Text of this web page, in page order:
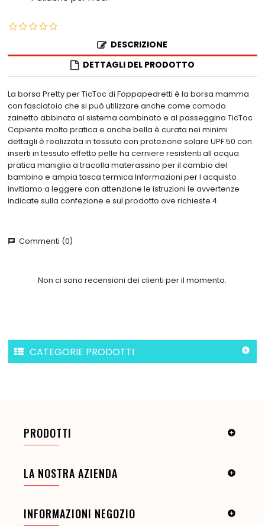
DESCRIZIONE
DETTAGLI DEL PRODOTTO
La borsa Pretty per TicToc di Foppapedretti è la borsa mamma
con fasciatoio che si può utilizzare anche come comodo
zainetto abbinata al sistema combinato e al passeggino TicToc
Capiente molto pratica e anche bella è curata nei minimi
dettagli è realizzata in tessuto con protezione solare UPF 50 con
inserti in tessuto effetto pelle ha cerniere resistenti all acqua
pratica maniglia a tracolla materassino per il cambio del
bambino e ampia tasca termica Informazioni per l acquisto
invitiamo a leggere con attenzione le istruzioni le avvertenze
indicate sulla confezione e sul prodotto ove richieste 4
chat Commenti (0)
Non ci sono recensioni dei clienti per il momento.
CATEGORIE PRODOTTI 
PRODOTTI 
LA NOSTRA AZIENDA 
INFORMAZIONI NEGOZIO 